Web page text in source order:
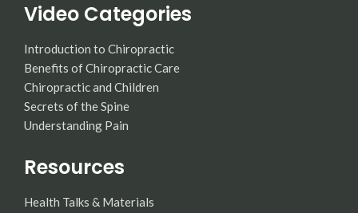
Video Categories
Introduction to Chiropractic
Benefits of Chiropractic Care
Chiropractic and Children
Secrets of the Spine
Understanding Pain
Resources
Health Talks & Materials